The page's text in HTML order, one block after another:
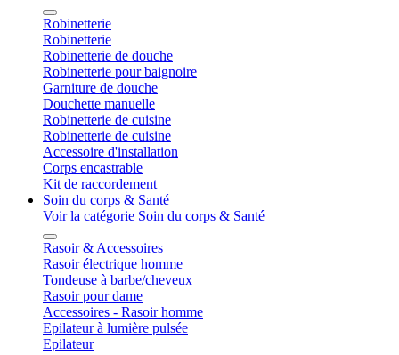
Robinetterie
Robinetterie
Robinetterie de douche
Robinetterie pour baignoire
Garniture de douche
Douchette manuelle
Robinetterie de cuisine
Robinetterie de cuisine
Accessoire d'installation
Corps encastrable
Kit de raccordement
Soin du corps & Santé
Voir la catégorie Soin du corps & Santé
Rasoir & Accessoires
Rasoir électrique homme
Tondeuse à barbe/cheveux
Rasoir pour dame
Accessoires - Rasoir homme
Epilateur à lumière pulsée
Epilateur